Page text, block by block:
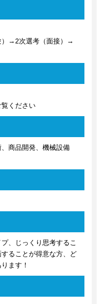
）→2次選考（面接）→
ください
商品開発、機械設備
、じっくり思考するこ
ることが得意な方、ど
ます！